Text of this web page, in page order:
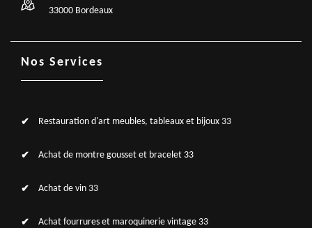
33000 Bordeaux
Nos Services
Restauration d'art meubles, tableaux et bijoux 33
Achat de montre gousset et bracelet 33
Achat de vin 33
Achat fourrures et maroquinerie vintage 33